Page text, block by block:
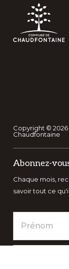
Copyright ©
Chaudfontaine
Abonnez-
Chaque mois,
savoir tout ce